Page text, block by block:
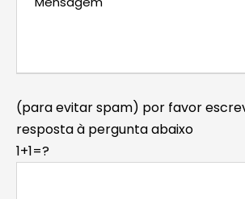
(para evitar spam) por favor
resposta à pergunta abaixo
1+1=?